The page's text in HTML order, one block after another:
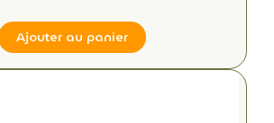
Ajouter au panier